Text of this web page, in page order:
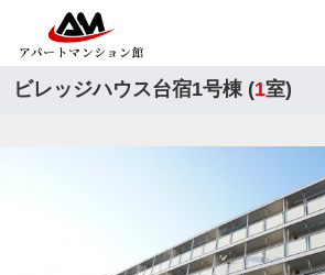
ビレッジハウス台宿1号棟 (1室)